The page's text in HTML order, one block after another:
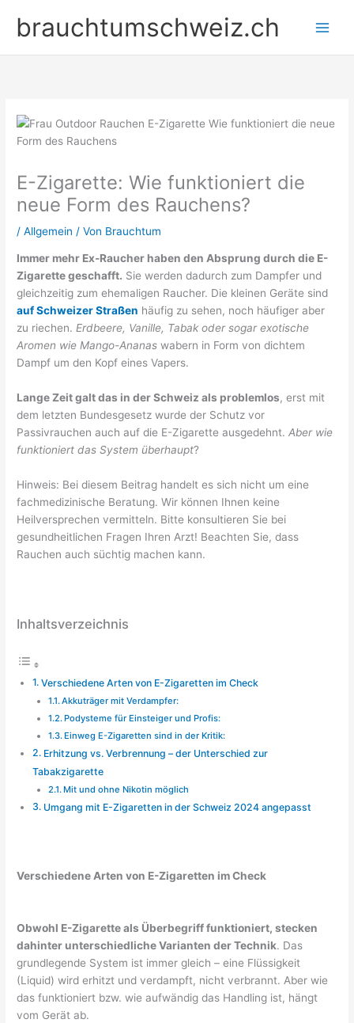
Inhaltbrauchtumschweiz.ch
E-Zigarette: Wie funktioniert die
neue Form des Rauchens?
/Allgemein / Von Brauchtum
Immer mehr Ex-Raucher haben den Absprung durch die E-
Zigarette geschafft. Sie werden dadurch zum Dampfer und
gleichzeitig zum ehemaligen Raucher. Die kleinen Geräte sind
auf Schweizer Straßen häufig zu sehen, noch häufiger aber
zu riechen.Erdbeere, Vanille, Tabak oder sogar exotische
Aromen wie Mango-Ananas wabern in Form von dichtem
Dampf um den Kopf eines Vapers.
Lange Zeit galt das in der Schweiz als problemlos, erst mit
dem letzten Bundesgesetz wurde der Schutz vor
Passivrauchen auch auf die E-Zigarette ausgedehnt.Aber wie
funktioniert das System überhaupt?
Hinweis: Bei diesem Beitrag handelt es sich nicht um eine
fachmedizinische Beratung. Wir können Ihnen keine
Heilversprechen vermitteln. Bitte konsultieren Sie bei
gesundheitlichen Fragen Ihren Arzt! Beachten Sie, dass
Rauchen auch süchtig machen kann.
Inhaltsverzeichnis
Verschiedene Arten von E-Zigaretten im Check
Akkuträger mit Verdampfer:
Podysteme für Einsteiger und Profis:
Einweg E-Zigaretten sind in der Kritik:
Erhitzung vs. Verbrennung – der Unterschied zur
Tabakzigarette
Mit und ohne Nikotin möglich
Umgang mit E-Zigaretten in der Schweiz 2024 angepasst
Verschiedene Arten von E-Zigaretten im Check
Obwohl E-Zigarette als Überbegriff funktioniert, stecken
dahinter unterschiedliche Varianten der Technik. Das
grundlegende System ist immer gleich – eine Flüssigkeit
(Liquid) wird erhitzt und verdampft, nicht verbrannt. Aber wie
das funktioniert bzw. wie aufwändig das Handling ist, hängt
vom Gerät ab.